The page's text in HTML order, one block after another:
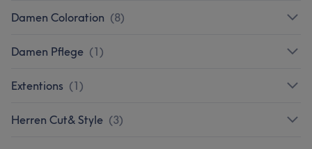
Damen Coloration (8)
Damen Pflege (1)
Extentions (1)
Herren Cut& Style (3)